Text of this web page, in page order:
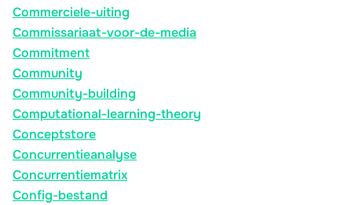
Commerciele-uiting
Commissariaat-voor-de-media
Commitment
Community
Community-building
Computational-learning-theory
Conceptstore
Concurrentieanalyse
Concurrentiematrix
Config-bestand